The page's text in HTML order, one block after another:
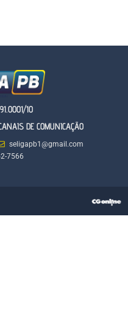
10
DE COMUNICAÇÃO
seligapb1@gmail.com
7566